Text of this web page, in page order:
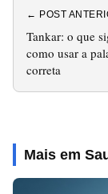
← POST
Tankar: o que
como usar a
correta
Mais em